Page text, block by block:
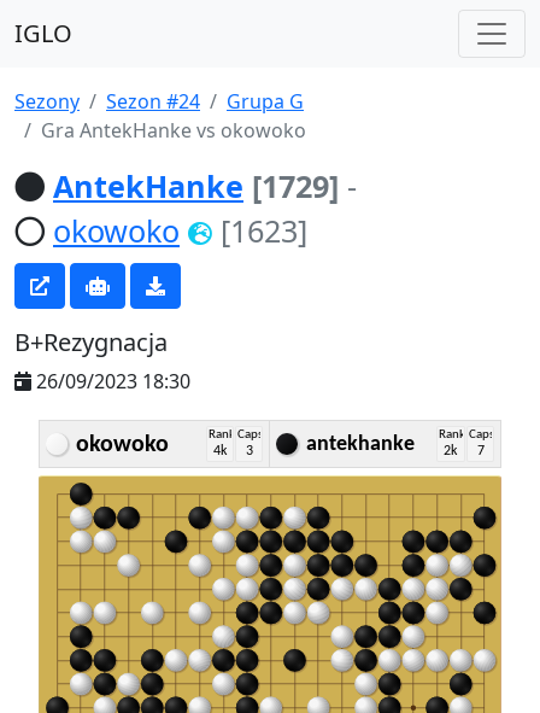
IGLO
Sezony Sezon #24
Grupa G
Gra AntekHanke vs okowoko
AntekHanke [1729] -
okowoko
[1623]
B+Rezygnacja
26/09/2023 18:30
okowoko Rank
4k
Caps
3 antekhanke Rank
2k
Caps
7